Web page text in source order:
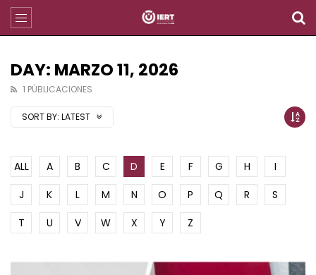
DAY: MARZO 11, 2026
1 PÚBLICACIONES
SORT BY: LATEST
ALL A B C D E F G H
I
J
K L M N O P Q R
S
T
U V W X Y Z